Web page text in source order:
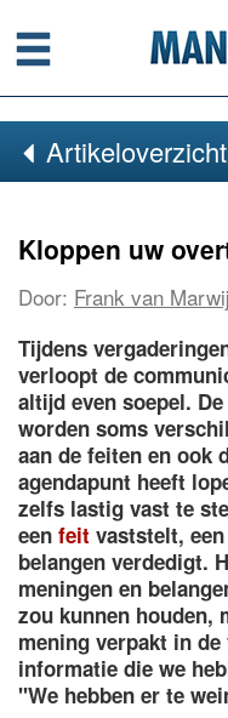
Menu
Artikeloverzicht
Kloppen uw
Door: Frank van
Tijdens
verloopt de
altijd even soepel.
worden soms
aan de feiten en ook
agendapunt heeft
zelfs lastig vast te
een feit vaststelt, een
belangen verdedigt.
meningen en
zou kunnen houden,
mening verpakt in
informatie die we
"We hebben er te